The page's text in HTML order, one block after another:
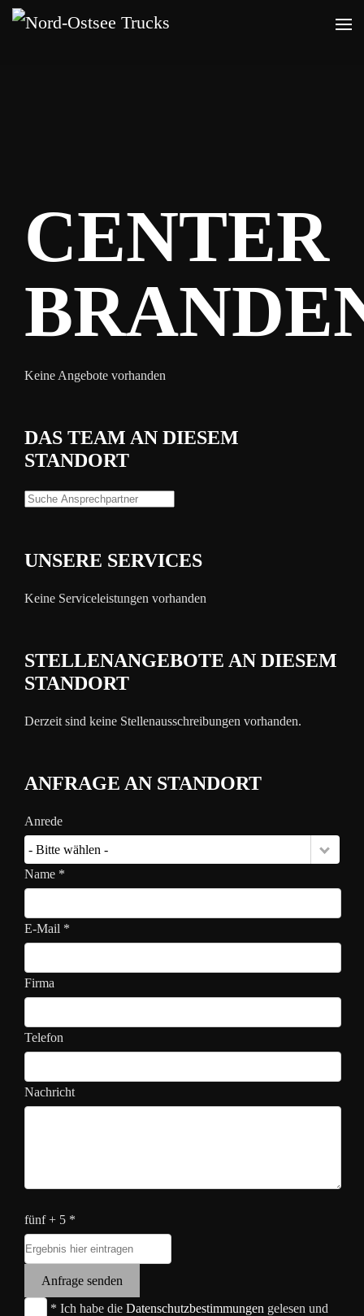
CENTER
Keine Angebote vorhanden
DAS TEAM AN DIESEM
STANDORT
UNSERE SERVICES
Keine Serviceleistungen vorhanden
STELLENANGEBOTE AN DIESEM
STANDORT
Derzeit sind keine Stellenausschreibungen vorhanden.
ANFRAGE AN STANDORT
Anrede
- Bitte wählen -
Name *
E-Mail *
Firma
Telefon
Nachricht
fünf + 5 *
Anfrage senden
* Ich habe die Datenschutzbestimmungen gelesen und